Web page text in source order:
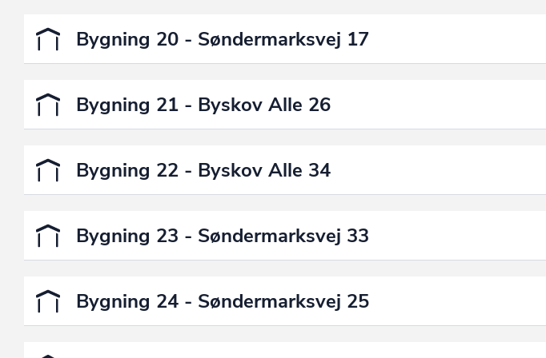
Bygning 20 - Søndermarksvej 17
Bygning 21 - Byskov Alle 26
Bygning 22 - Byskov Alle 34
Bygning 23 - Søndermarksvej 33
Bygning 24 - Søndermarksvej 25